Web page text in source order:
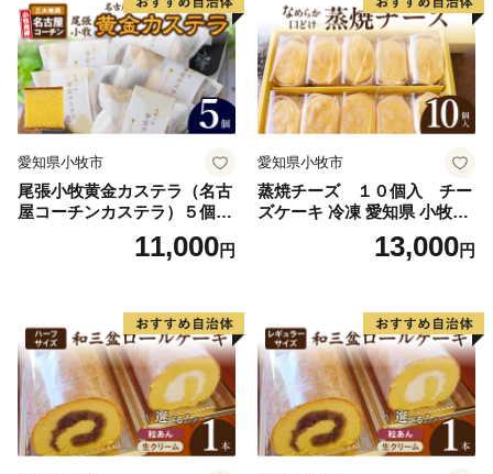
愛知県小牧市
尾張小牧黄金カステラ（名古
屋コーチンカステラ）５個入
名古屋コーチン カステラ ザ
ラメ 常温 愛知県 小牧市 アン
11,000円
愛知県小牧市
蒸焼チーズ １０個入 チー
ズケーキ 冷凍 愛知県 小牧市
アンプチベアやぐま13,000円